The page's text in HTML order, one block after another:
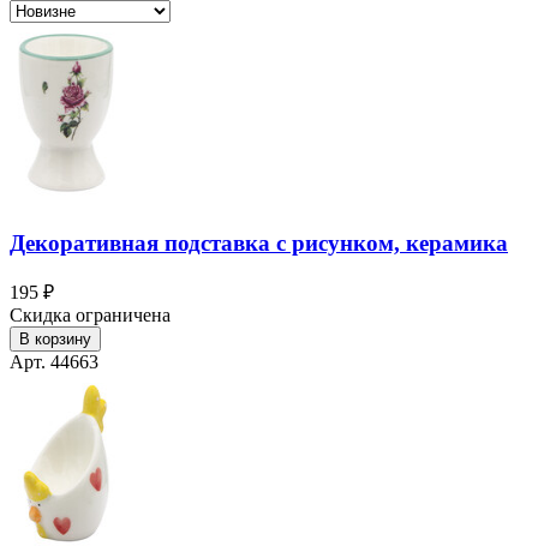
Декоративная подставка с рисунком, керамика
195 ₽
Скидка ограничена
В корзину
Арт. 44663